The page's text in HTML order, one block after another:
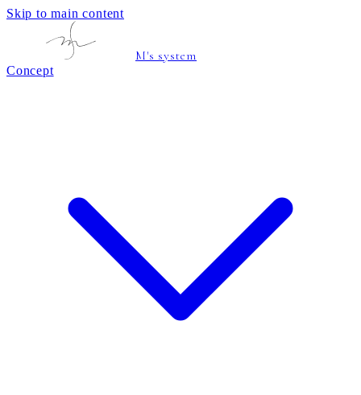
Skip to main content
M's system
Concept